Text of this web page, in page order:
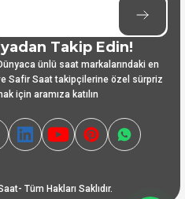
Takip Edin!
ünlü saat markalarındaki en
Safir Saat takipçilerine özel sürpriz
için aramıza katılın
Tüm Hakları Saklıdır.